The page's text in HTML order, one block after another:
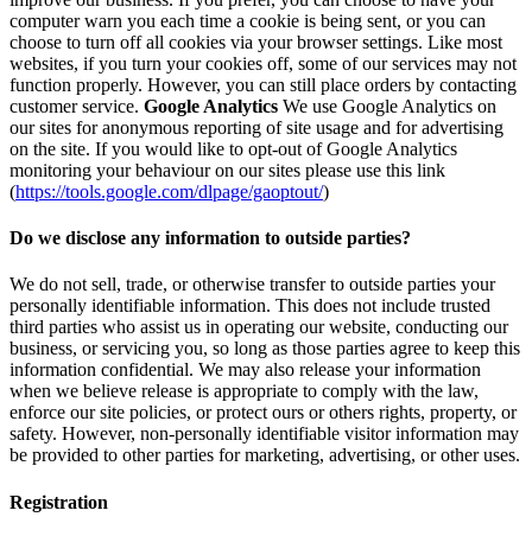
computer warn you each time a cookie is being sent, or you can
choose to turn off all cookies via your browser settings. Like most
websites, if you turn your cookies off, some of our services may not
function properly. However, you can still place orders by contacting
customer service. Google Analytics We use Google Analytics on
our sites for anonymous reporting of site usage and for advertising
on the site. If you would like to opt-out of Google Analytics
monitoring your behaviour on our sites please use this link
(https://tools.google.com/dlpage/gaoptout/)
Do we disclose any information to outside parties?
We do not sell, trade, or otherwise transfer to outside parties your
personally identifiable information. This does not include trusted
third parties who assist us in operating our website, conducting our
business, or servicing you, so long as those parties agree to keep this
information confidential. We may also release your information
when we believe release is appropriate to comply with the law,
enforce our site policies, or protect ours or others rights, property, or
safety. However, non-personally identifiable visitor information may
be provided to other parties for marketing, advertising, or other uses.
Registration